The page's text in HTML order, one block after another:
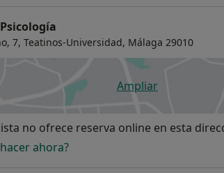
7, Teatinos-Universidad, Málaga 29010
Ampliarse abre en una
no ofrece reserva online en esta
ahora?